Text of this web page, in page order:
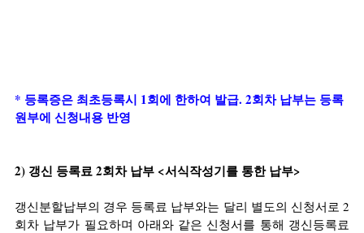
* 등록증은 최초등록시 1회에 한하여 발급. 2회차 납부는 등록
원부에 신청내용 반영
2) 갱신 등록료 2회차 납부 <서식작성기를 통한 납부>
갱신분할납부의 경우 등록료 납부와는 달리 별도의 신청서로 2
회차 납부가 필요하며 아래와 같은 신청서를 통해 갱신등록료